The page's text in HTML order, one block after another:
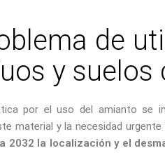
de
y
por el uso del amianto se
material y la necesidad urgente
2032 la localización y el